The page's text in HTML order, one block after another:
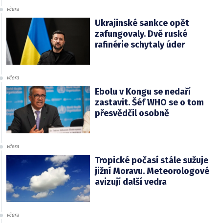
včera
Ukrajinské sankce opět
zafungovaly. Dvě ruské
rafinérie schytaly úder
včera
Ebolu v Kongu se nedaří
zastavit. Šéf WHO se o tom
přesvědčil osobně
včera
Tropické počasí stále sužuje
jižní Moravu. Meteorologové
avizují další vedra
včera